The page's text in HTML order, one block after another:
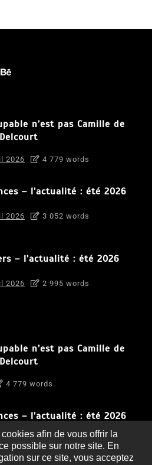
n’est pas Camille de
2026 4 779 words
– l’actualité : été 2026
2026 3 052 words
– l’actualité : été 2026
2026 2 995 words
n’est pas Camille de
4 779 words
– l’actualité : été 2026
3 052 words
afin de vous offrir la
possible sur notre site. En
sur ce site, vous acceptez